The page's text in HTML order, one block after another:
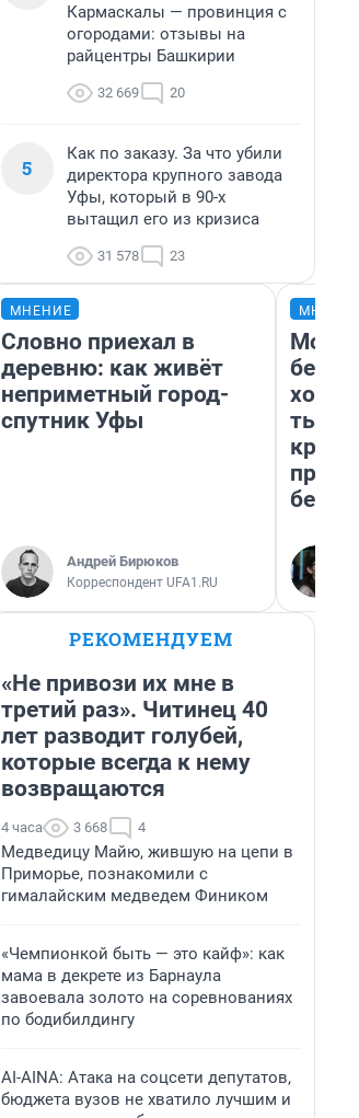
Кармаскалы — провинция с
огородами: отзывы на
райцентры Башкирии
32 669 20
5
Как по заказу. За что убили
директора крупного завода
Уфы, который в 90-х
вытащил его из кризиса
31 578 23
МНЕНИЕ
Словно приехал в
деревню: как живёт
неприметный город-
спутник Уфы
Андрей Бирюков
Корреспондент UFA1.RU
Мой
РЕКОМЕНДУЕМ
«Не привози их мне в
третий раз». Читинец 40
лет разводит голубей,
которые всегда к нему
возвращаются
4 часа 3 668 4
Медведицу Майю, жившую на цепи в
Приморье, познакомили с
гималайским медведем Фиником
«Чемпионкой быть — это кайф»: как
мама в декрете из Барнаула
завоевала золото на соревнованиях
по бодибилдингу
AI-AINA: Атака на соцсети депутатов,
бюджета вузов не хватило лучшим и